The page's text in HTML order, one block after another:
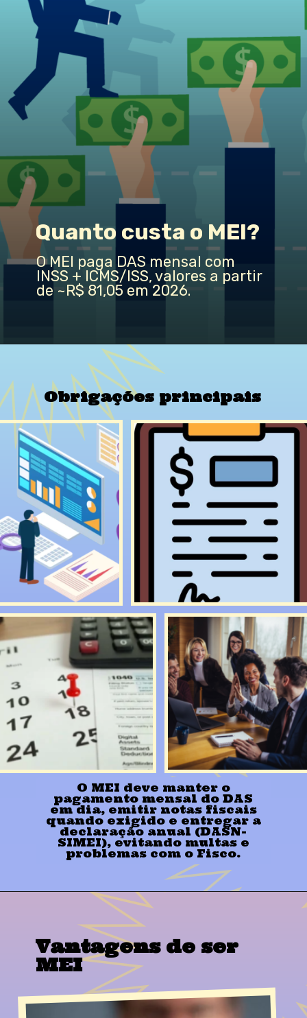
Quanto custa o MEI?
O MEI paga DAS mensal com
INSS + ICMS/ISS, valores a partir
de ~R$ 81,05 em 2026.
Obrigações principais
O MEI deve manter o
pagamento mensal do DAS
em dia, emitir notas fiscais
quando exigido e entregar a
declaração anual (DASN-
SIMEI), evitando multas e
problemas com o Fisco.
Vantagens de ser
MEI